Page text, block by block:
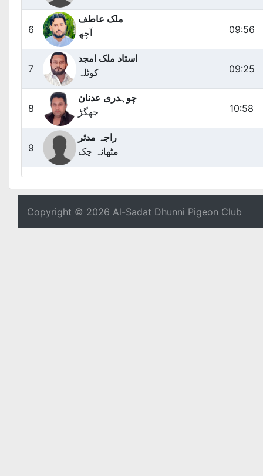
6
ملک عاطف
آچھ
09:56
7
استاد ملک امجد
کوٹلہ
09:25
8
چوہدری عدنان
جھگڑ
10:58
9
راجہ مدثر
مٹھانہ چک
Copyright © 2026 Al-Sadat Dhunni Pigeon Club